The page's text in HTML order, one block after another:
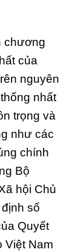
chương
của
nguyên
nhất
trọng và
như các
chính
Bộ
hội Chủ
số
Quyết
Việt Nam